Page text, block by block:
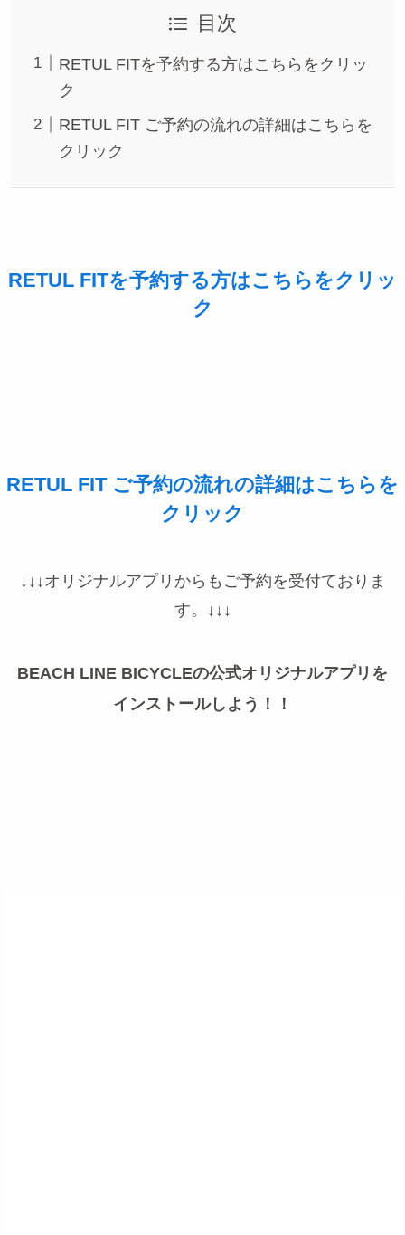
目次
RETUL FITを予約する方はこちらをクリッ
ク
RETUL FIT ご予約の流れの詳細はこちらを
クリック
RETUL FITを予約する方はこちらをクリッ
ク
RETUL FIT ご予約の流れの詳細はこちらを
クリック
↓↓↓オリジナルアプリからもご予約を受付ておりま
す。↓↓↓
BEACH LINE BICYCLEの公式オリジナルアプリを
インストールしよう！！